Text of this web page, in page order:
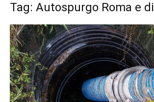
Tag: Autospurgo Roma e